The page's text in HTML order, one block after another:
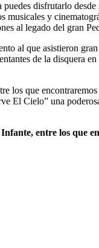
disfrutarlo
y
al legado del gran
al que asistieron
de la
los que
El Cielo” una
entre los que